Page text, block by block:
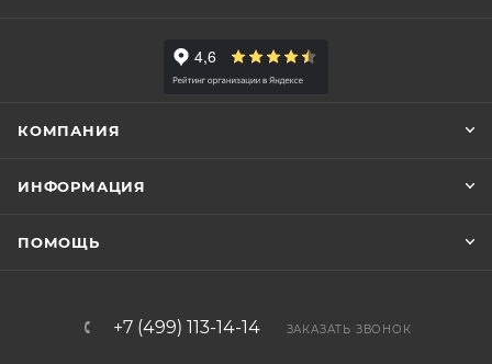
КОМПАНИЯ
ИНФОРМАЦИЯ
ПОМОЩЬ
+7 (499) 113-14-14 ЗАКАЗАТЬ ЗВОНОК